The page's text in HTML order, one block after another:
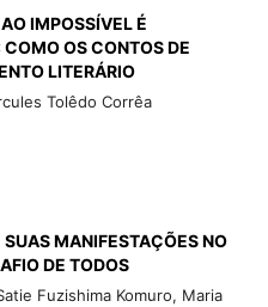
IMPOSSÍVEL É
COMO OS CONTOS DE
LITERÁRIO
Tolêdo Corrêa
MANIFESTAÇÕES NO
DE TODOS
Fuzishima Komuro, Maria